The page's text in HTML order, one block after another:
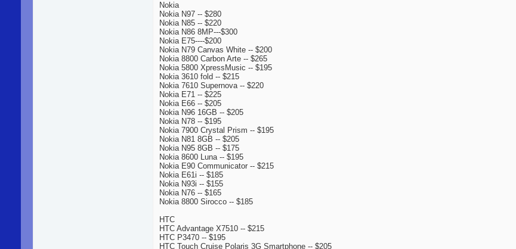
Nokia
Nokia N97 -- $280
Nokia N85 -- $220
Nokia N86 8MP---$300
Nokia E75----$200
Nokia N79 Canvas White -- $200
Nokia 8800 Carbon Arte -- $265
Nokia 5800 XpressMusic -- $195
Nokia 3610 fold -- $215
Nokia 7610 Supernova -- $220
Nokia E71 -- $225
Nokia E66 -- $205
Nokia N96 16GB -- $205
Nokia N78 -- $195
Nokia 7900 Crystal Prism -- $195
Nokia N81 8GB -- $205
Nokia N95 8GB -- $175
Nokia 8600 Luna -- $195
Nokia E90 Communicator -- $215
Nokia E61i -- $185
Nokia N93i -- $155
Nokia N76 -- $165
Nokia 8800 Sirocco -- $185
HTC
HTC Advantage X7510 -- $215
HTC P3470 -- $195
HTC Touch Cruise Polaris 3G Smartphone -- $205